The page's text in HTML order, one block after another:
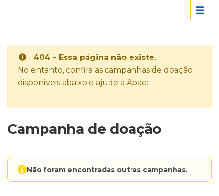
404 - Essa página não existe.
No entanto, confira as campanhas de doação
disponíveis abaixo e ajude a Apae:
Campanha de doação
Não foram encontradas outras campanhas.